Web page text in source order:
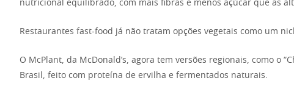
nutricional equilibrado, com mais fibras e menos açúcar que as
Restaurantes fast-food já não tratam opções vegetais como um
O McPlant, da McDonald’s, agora tem versões regionais, como o
Brasil, feito com proteína de ervilha e fermentados naturais.